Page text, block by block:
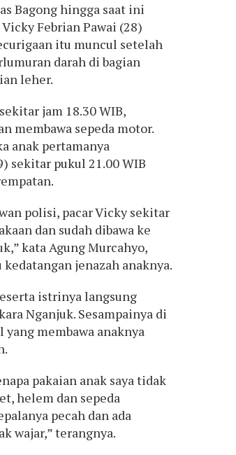
Bagong hingga saat ini
Febrian Pawai (28)
itu muncul setelah
darah di bagian
leher.
jam 18.30 WIB,
membawa sepeda motor.
anak pertamanya
sekitar pukul 21.00 WIB
polisi, pacar Vicky sekitar
dan sudah dibawa ke
kata Agung Murcahyo,
jenazah anaknya.
istrinya langsung
Nganjuk. Sesampainya di
yang membawa anaknya
pakaian anak saya tidak
helem dan sepeda
pecah dan ada
wajar,” terangnya.